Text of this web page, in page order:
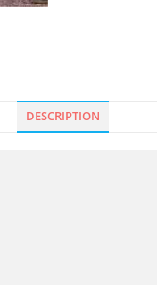
DESCRIPTION